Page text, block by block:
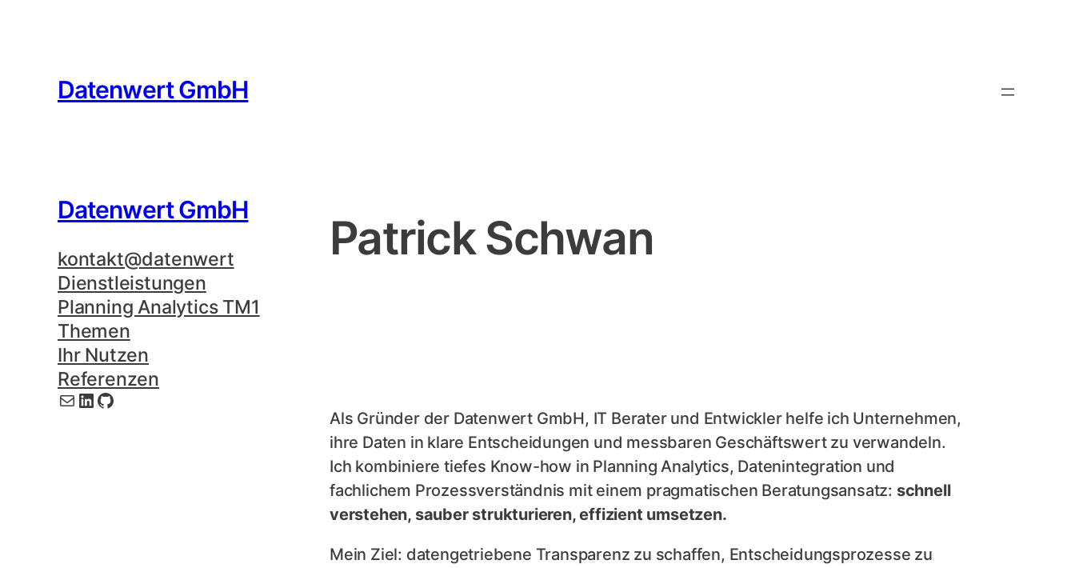
Datenwert GmbH
Datenwert GmbH
kontakt@datenwert
Dienstleistungen
Planning Analytics TM1
Themen
Ihr Nutzen
Referenzen
E-Mail
LinkedIn GitHub
Patrick Schwan
Als Gründer der Datenwert GmbH, IT Berater und Entwickler helfe ich Unternehmen,
ihre Daten in klare Entscheidungen und messbaren Geschäftswert zu verwandeln.
Ich kombiniere tiefes Know-how in Planning Analytics, Datenintegration und
fachlichem Prozessverständnis mit einem pragmatischen Beratungsansatz: schnell
verstehen, sauber strukturieren, effizient umsetzen.
Mein Ziel: datengetriebene Transparenz zu schaffen, Entscheidungsprozesse zu